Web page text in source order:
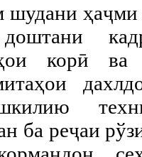
шудани
корӣ
ба реҷаи